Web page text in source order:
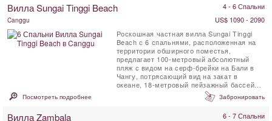
Вилла Sungai Tinggi Beach 4 - 6 Спальни
Canggu
US$ 1090 - 2090
Роскошная частная вилла Sungai Tinggi
Beach с 6 спальнями, расположенная на
территории обширного поместья,
предлагает 100-метровый абсолютный
пляж с видом на серф-брейки на Бали в
Чангу, потрясающий вид на закат в
океане, 18-метровый пейзажный бассейн и
профессиональную команду ...
Посмотреть подробнее Забронировать
Вилла Zambala 6 - 7 Спальни